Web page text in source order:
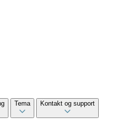
Tema Kontakt og support